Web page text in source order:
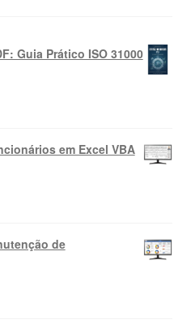
Guia Prático ISO 31000
em Excel VBA
de